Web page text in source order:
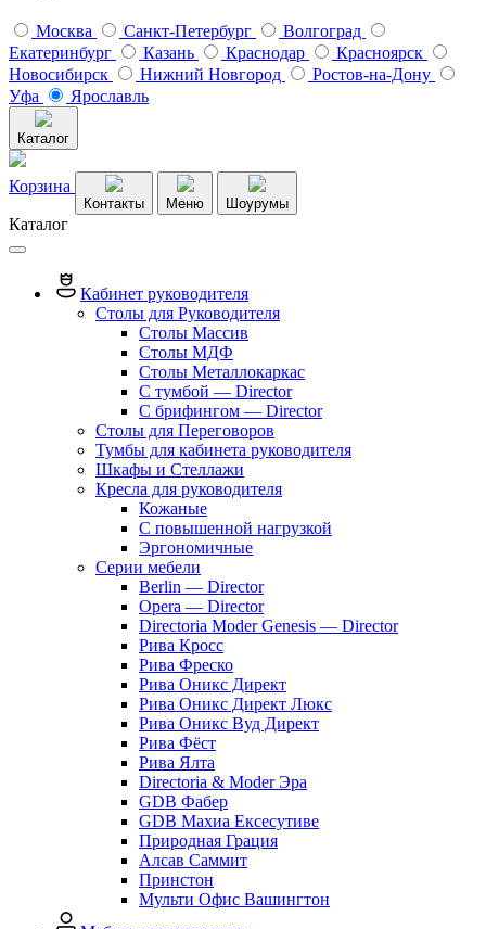
Москва Санкт-Петербург
Волгоград
Екатеринбург
Казань Краснодар
Красноярск
Новосибирск
Нижний Новгород
Ростов-на-Дону
Уфа
Ярославль
Каталог
Корзина
Контакты Меню Шоурумы
Каталог
Кабинет руководителя
Столы для Руководителя
Столы Массив
Столы МДФ
Столы Металлокаркас
С тумбой — Director
C брифингом — Director
Столы для Переговоров
Тумбы для кабинета руководителя
Шкафы и Стеллажи
Кресла для руководителя
Кожаные
С повышенной нагрузкой
Эргономичные
Серии мебели
Berlin — Director
Opera — Director
Directoria Moder Genesis — Director
Рива Кросс
Рива Фреско
Рива Оникс Директ
Рива Оникс Директ Люкс
Рива Оникс Вуд Директ
Рива Фёст
Рива Ялта
Directoria & Moder Эра
GDB Фабер
GDB Махиа Ексесутиве
Природная Грация
Алсав Саммит
Принстон
Мульти Офис Вашингтон